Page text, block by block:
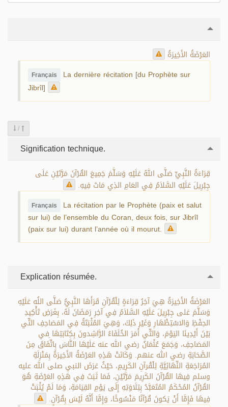
العَرْضَةُ الأَخِيرَةُ
Français
La dernière récitation [du Prophète sur
Jibrîl]
/
Signification technique.
قِرَاءَةُ النَّبِيِّ صَلَّى اللهُ عَلَيْهِ وَسَلَّمَ جَمِيعَ القُرْآنَ مَرَّتَيْنِ عَلَى
جِبْرِيلَ عَلَيْهِ السَّلاَمُ فِي العَامِ الذِي مَاتَ فِيهِ.
Français
La récitation par le Prophète (paix et salut
sur lui) de l’ensemble du Coran, deux fois, sur Jibrîl
(paix sur lui) durant l’année où il mourut.
Explication résumée.
العَرْضَةُ الأَخِيرَةُ هِيَ آخِرُ قِرَاءَةٍ لِلْقُرْآنِ قَرَأَهَا النَّبِيُّ صَلَّى اللُه عَلَيْهِ
وَسَلَّمَ عَلى جِبْرِيلَ عَلَيْهِ السَّلاَمُ فِي آخِرِ رَمَضَانَ لَهُ، بِغَرَضِ تَأْكِيدِ
الحِفْظِ وَالاسْتِظْهَارِ وَغَيْرِ ذَلِكَ، وَهِيَ المُثْبَتَةُ فِي المَصَاحِفِ التِّي
بَيْنَ أَيْدِينَا اليَوْمَ، وَالتِّي أَمَرَ الخُلَفَاءُ الرَّاشِدونَ بِكِتَابَتِهَا ِفي
المَصَاحِفِ، وَجَمَعَ عُثْمَانُ رضي الله عنه عَلَيْهَا النَّاسَ بِاتِّفَاقَ مِنَ
الصَّحَابَةِ رضي الله عنهم. وَكَانَتْ هَذِهِ العَرْضَةُ الأَخِيرَةُ بِمَنْزِلَةِ
المُرَاجَعَةِ النِّهَائِيَّةِ لِلْقْرآنِ الكَرِيمِ، حَيْثُ عَرَضَ النبي صلى الله عليه
وسلم فِيهَا القُرْآنَ الكَرِيمَ مَرَّتَيْنِ، فَمَا ثَبَتَ فِي هَذِهِ العَرْضَةِ هُوَ
القُرْآنُ المُحْكَمُ المُتَعَبَّدُ بِتِلَاوَتِهِ إِلَى يَوْمِ القِيَامَةِ، وَمَا لَمْ يُثْبَتْ
فِيهَا فَإِمَّا أَنْ يَكونَ قُرْآنًا مَنْسُوخًا، وَإِمَّا أَنَّهُ لَيْسَ بِقُرْآنٍ.